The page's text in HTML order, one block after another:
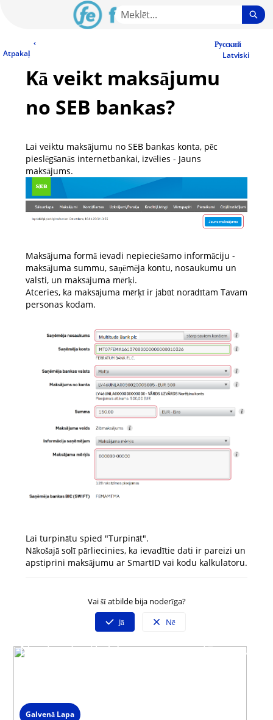
Content‹
Atpakaļ
Русский
Latviski
Kā veikt maksājumu
no SEB bankas?
Lai veiktu maksājumu no SEB bankas konta, pēc
pieslēgšanās internetbankai, izvēlies - Jauns
maksājums.
Maksājuma formā ievadi nepieciešamo informāciju -
maksājuma summu, saņēmēja kontu, nosaukumu un
valsti, un maksājuma mērķi.
Atceries, ka maksājuma mērķī ir jābūt norādītam Tavam
personas kodam.
Lai turpinātu spied "Turpināt".
Nākošajā solī pārliecinies, ka ievadītie dati ir pareizi un
apstiprini maksājumu ar SmartID vai kodu kalkulatoru.
Vai šī atbilde bija noderīga?
Jā
Nē
Neatradi atbildi uz savu jautājumu?
Galvenā Lapa